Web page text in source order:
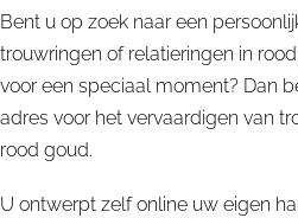
Bent u op zoek naar een
trouwringen of relatieringen in
voor een speciaal moment? Dan
adres voor het vervaardigen van
rood goud.
U ontwerpt zelf online uw eigen